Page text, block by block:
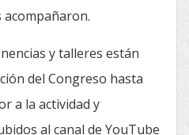
acompañaron.
y talleres están
del Congreso hasta
a la actividad y
al canal de YouTube